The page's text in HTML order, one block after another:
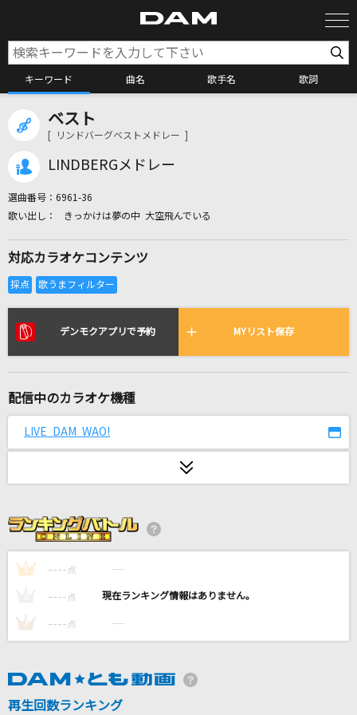
キーワード 曲名 歌手名 歌詞
リアルタイムで歌われている曲の一覧
ケセラセラ
ALONES
エンコー少女
梨本うい feat.初音ミク
KANA-BOON
マカロニえんぴつ
ベスト
[ リンドバーグベストメドレー ]
LINDBERGメドレー
選曲番号： 6961-36
きっかけは夢の中 大空飛んでいる
対応カラオケコンテンツ
デンモクアプリで予約 MYリスト保存
配信中のカラオケ機種
LIVE DAM WAO!
1 ---- 点 ----
---- 点 ----
3 ---- 点 ----
再生回数ランキング